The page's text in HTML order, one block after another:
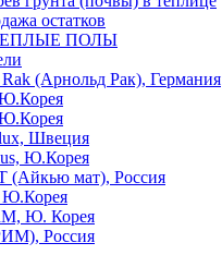
остатков
ПОЛЫ
(Арнольд Рак), Германия
Швеция
Ю.Корея
(Айкью мат), Россия
Ю.Корея
Ю. Корея
Россия